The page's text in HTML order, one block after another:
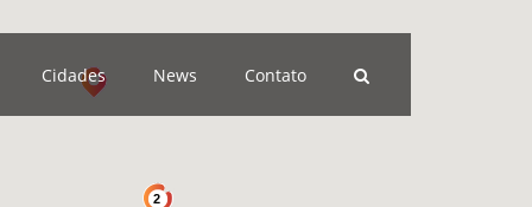
Cidades News Contato
2